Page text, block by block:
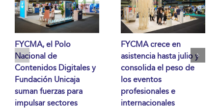
FYCMA, el Polo
Nacional de
Contenidos Digitales y
Fundación Unicaja
suman fuerzas para
impulsar sectores
FYCMA crece en
asistencia hasta julio y
consolida el peso de
los eventos
profesionales e
internacionales